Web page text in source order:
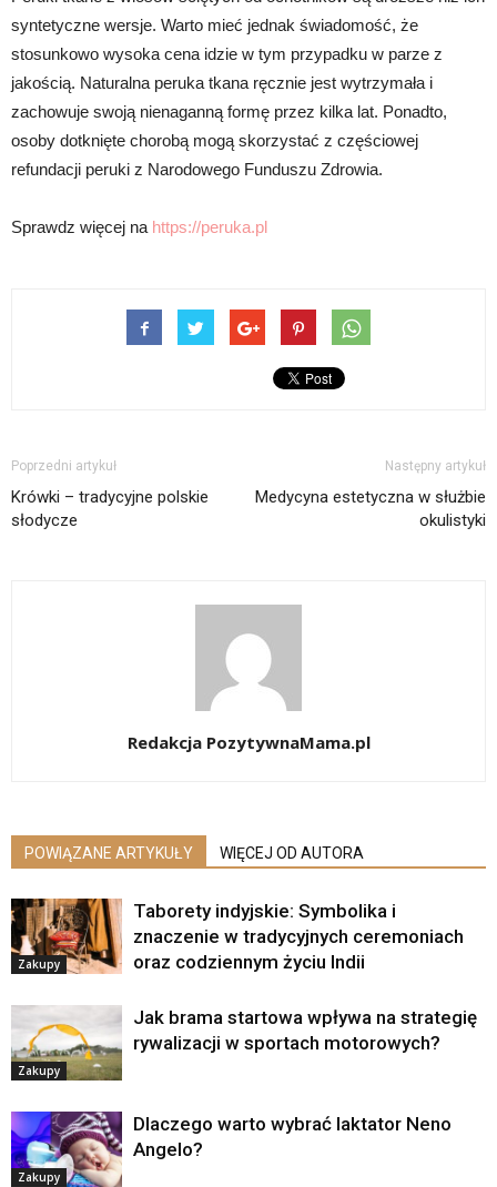
syntetyczne wersje. Warto mieć jednak świadomość, że
stosunkowo wysoka cena idzie w tym przypadku w parze z
jakością. Naturalna peruka tkana ręcznie jest wytrzymała i
zachowuje swoją nienaganną formę przez kilka lat. Ponadto,
osoby dotknięte chorobą mogą skorzystać z częściowej
refundacji peruki z Narodowego Funduszu Zdrowia.
Sprawdz więcej na https://peruka.pl
Poprzedni artykuł
Krówki – tradycyjne polskie
słodycze
Następny artykuł
Medycyna estetyczna w służbie
okulistyki
Redakcja PozytywnaMama.pl
POWIĄZANE ARTYKUŁY WIĘCEJ OD AUTORA
Zakupy
Taborety indyjskie: Symbolika i
znaczenie w tradycyjnych ceremoniach
oraz codziennym życiu Indii
Zakupy
Jak brama startowa wpływa na strategię
rywalizacji w sportach motorowych?
Zakupy
Dlaczego warto wybrać laktator Neno
Angelo?